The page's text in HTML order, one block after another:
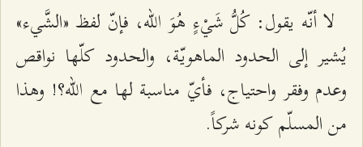
لا أنّه يقول: كُلُّ شَيْ‌ءٍ هُوَ الله، فإنّ لفظ «الشَّي‌ء»
يُشير إلى الحدود الماهويّة، والحدود كلّها نواقص
وعدم وفقر واحتياج، فأيّ مناسبة لها مع الله؟! وهذا
من المسلّم كونه شركاً.